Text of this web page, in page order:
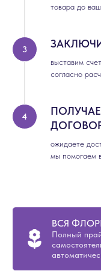
товара до
выставим
согласно
ожидаете
мы помогаем
ВСЯ
Полный